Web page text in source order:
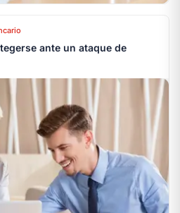
ante un ataque de